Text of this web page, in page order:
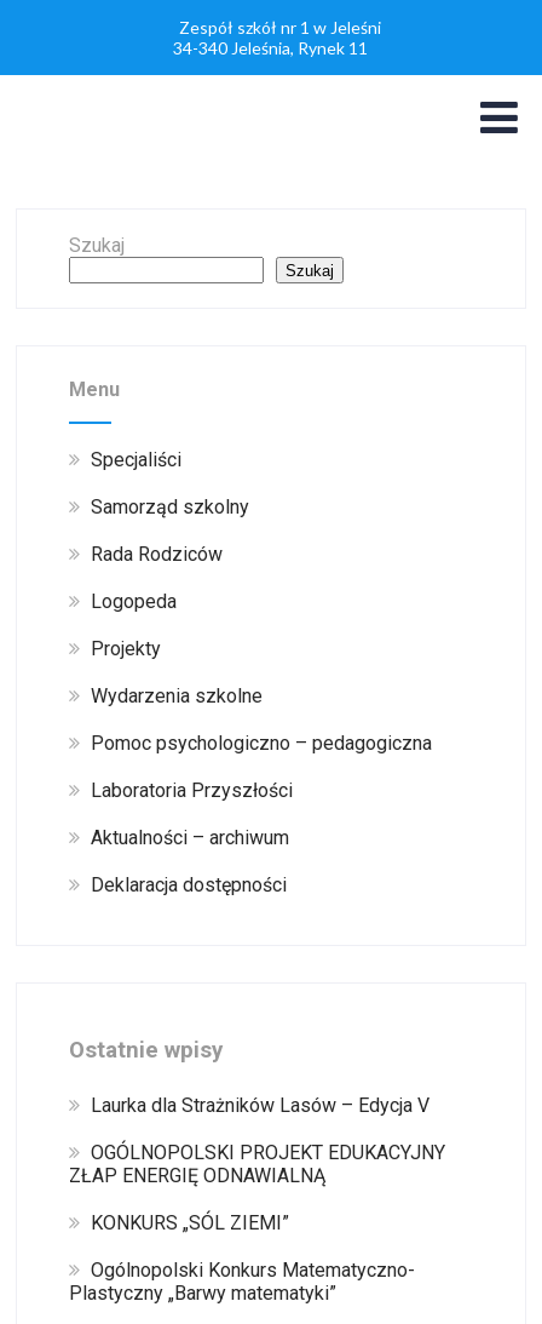
Zespół szkół nr 1 w Jeleśni
34-340 Jeleśnia, Rynek 11
Szukaj
Szukaj
Menu
Specjaliści
Samorząd szkolny
Rada Rodziców
Logopeda
Projekty
Wydarzenia szkolne
Pomoc psychologiczno – pedagogiczna
Laboratoria Przyszłości
Aktualności – archiwum
Deklaracja dostępności
Ostatnie wpisy
Laurka dla Strażników Lasów – Edycja V
OGÓLNOPOLSKI PROJEKT EDUKACYJNY
ZŁAP ENERGIĘ ODNAWIALNĄ
KONKURS „SÓL ZIEMI”
Ogólnopolski Konkurs Matematyczno-
Plastyczny „Barwy matematyki”